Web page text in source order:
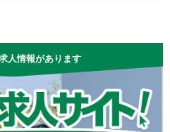
人情報があります